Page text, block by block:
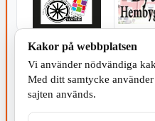
KOMMUNEN
Kakor på webbplatsen
Vi använder nödvändiga
Med ditt samtycke
sajten används.